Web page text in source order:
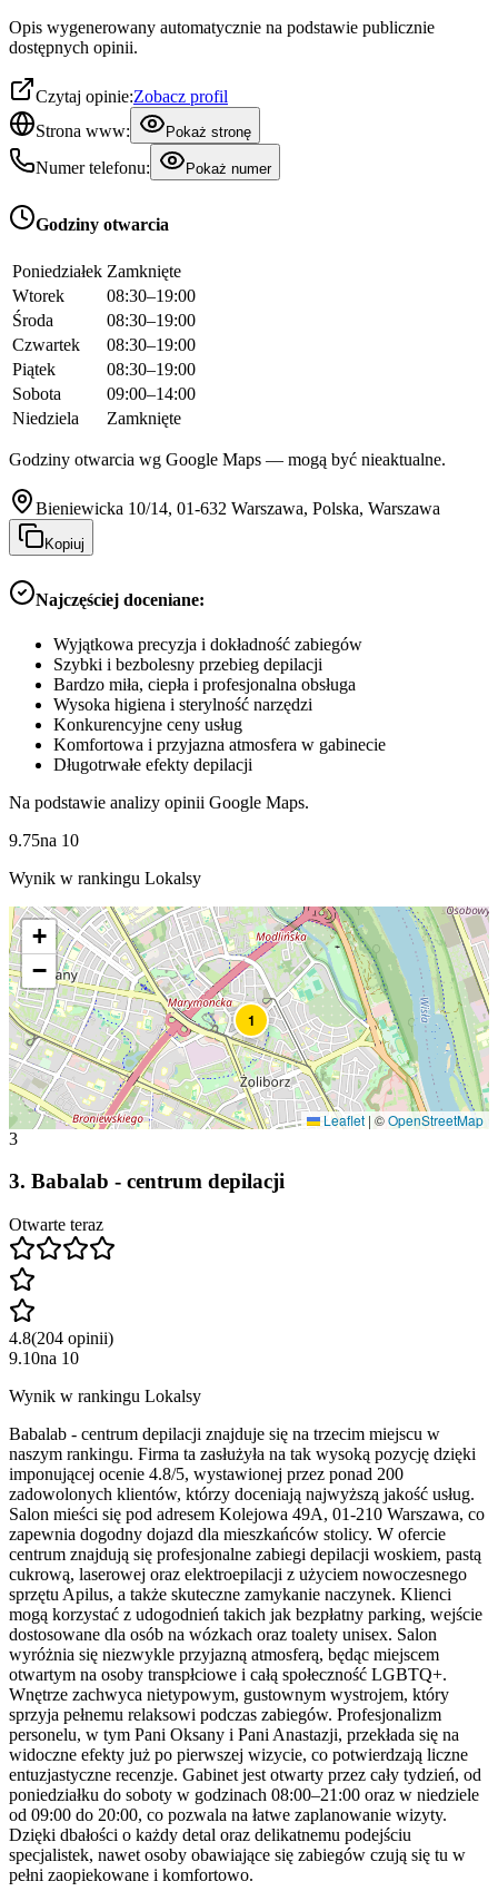
Opis wygenerowany automatycznie na podstawie publicznie
dostępnych opinii.
Czytaj opinie:Zobacz profil
Strona www:
Pokaż stronę
Numer telefonu: Pokaż numer
Godziny otwarcia
Poniedziałek Zamknięte
Wtorek
08:30–19:00
Środa
08:30–19:00
Czwartek
08:30–19:00
Piątek
08:30–19:00
Sobota
09:00–14:00
Niedziela
Zamknięte
Godziny otwarcia wg Google Maps — mogą być nieaktualne.
Bieniewicka 10/14, 01-632 Warszawa, Polska, Warszawa
Kopiuj
Najczęściej doceniane:
Wyjątkowa precyzja i dokładność zabiegów
Szybki i bezbolesny przebieg depilacji
Bardzo miła, ciepła i profesjonalna obsługa
Wysoka higiena i sterylność narzędzi
Konkurencyjne ceny usług
Komfortowa i przyjazna atmosfera w gabinecie
Długotrwałe efekty depilacji
Na podstawie analizy opinii Google Maps.
9.75na 10
Wynik w rankingu Lokalsy
1
+
−
Leaflet | ©OpenStreetMap
3
3. Babalab - centrum depilacji
Otwarte teraz
4.8(204 opinii)
9.10na 10
Wynik w rankingu Lokalsy
Babalab - centrum depilacji znajduje się na trzecim miejscu w
naszym rankingu. Firma ta zasłużyła na tak wysoką pozycję dzięki
imponującej ocenie 4.8/5, wystawionej przez ponad 200
zadowolonych klientów, którzy doceniają najwyższą jakość usług.
Salon mieści się pod adresem Kolejowa 49A, 01-210 Warszawa, co
zapewnia dogodny dojazd dla mieszkańców stolicy. W ofercie
centrum znajdują się profesjonalne zabiegi depilacji woskiem, pastą
cukrową, laserowej oraz elektroepilacji z użyciem nowoczesnego
sprzętu Apilus, a także skuteczne zamykanie naczynek. Klienci
mogą korzystać z udogodnień takich jak bezpłatny parking, wejście
dostosowane dla osób na wózkach oraz toalety unisex. Salon
wyróżnia się niezwykle przyjazną atmosferą, będąc miejscem
otwartym na osoby transpłciowe i całą społeczność LGBTQ+.
Wnętrze zachwyca nietypowym, gustownym wystrojem, który
sprzyja pełnemu relaksowi podczas zabiegów. Profesjonalizm
personelu, w tym Pani Oksany i Pani Anastazji, przekłada się na
widoczne efekty już po pierwszej wizycie, co potwierdzają liczne
entuzjastyczne recenzje. Gabinet jest otwarty przez cały tydzień, od
poniedziałku do soboty w godzinach 08:00–21:00 oraz w niedziele
od 09:00 do 20:00, co pozwala na łatwe zaplanowanie wizyty.
Dzięki dbałości o każdy detal oraz delikatnemu podejściu
specjalistek, nawet osoby obawiające się zabiegów czują się tu w
pełni zaopiekowane i komfortowo.